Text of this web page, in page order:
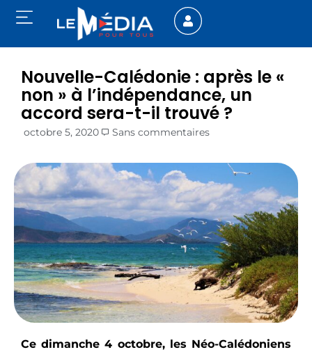
Nouvelle-Calédonie : après le «
non » à l’indépendance, un
accord sera-t-il trouvé ?
octobre 5, 2020 Sans commentaires
Ce dimanche 4 octobre, les Néo-Calédoniens